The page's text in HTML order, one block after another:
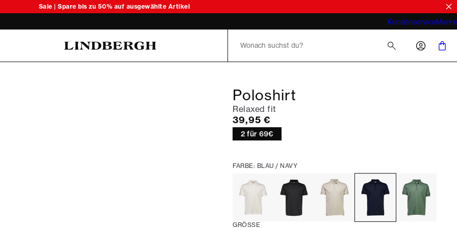
Sale | Spare bis zu 50% auf ausgewählte Artikel
KundenserviceMarke
Was meint man bei Business Casual für
Poloshirt
Relaxed fit
Preis
39,95 €
2 für 69€
FARBE: BLAU / NAVY
GRÖSSE